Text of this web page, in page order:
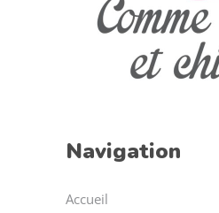
Navigation
Accueil